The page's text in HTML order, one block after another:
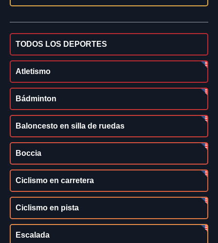
TODOS LOS DEPORTES
Atletismo
Bádminton
Baloncesto en silla de ruedas
Boccia
Ciclismo en carretera
Ciclismo en pista
Escalada